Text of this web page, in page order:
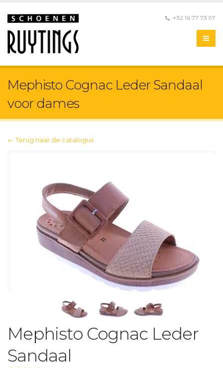
+32 16 77 73 97
Mephisto Cognac Leder Sandaal
voor dames
← Terug naar de catalogus
Mephisto Cognac Leder
Sandaal